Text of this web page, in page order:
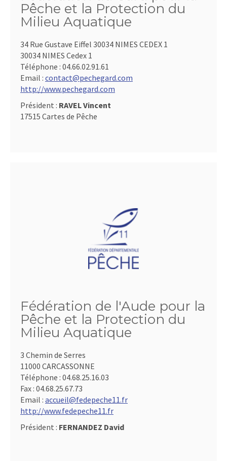
Pêche et la Protection du
Milieu Aquatique
34 Rue Gustave Eiffel 30034 NIMES CEDEX 1
30034 NIMES Cedex 1
Téléphone : 04.66.02.91.61
Email : contact@pechegard.com
http://www.pechegard.com
Président : RAVEL Vincent
17515 Cartes de Pêche
Fédération de l'Aude pour la
Pêche et la Protection du
Milieu Aquatique
3 Chemin de Serres
11000 CARCASSONNE
Téléphone : 04.68.25.16.03
Fax : 04.68.25.67.73
Email : accueil@fedepeche11.fr
http://www.fedepeche11.fr
Président : FERNANDEZ David